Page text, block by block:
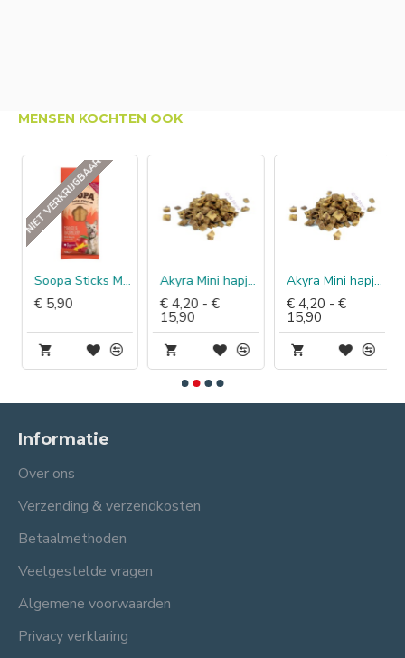
MENSEN KOCHTEN OOK
NIET VERKRIJGBAAR
Soopa Sticks Mango & Framboos
€ 5,90
Akyra Mini hapjes konijn
€ 4,20 - €
15,90
Akyra Mini hapjes hert
€ 4,20 - €
15,90
Informatie
Over ons
Verzending & verzendkosten
Betaalmethoden
Veelgestelde vragen
Algemene voorwaarden
Privacy verklaring